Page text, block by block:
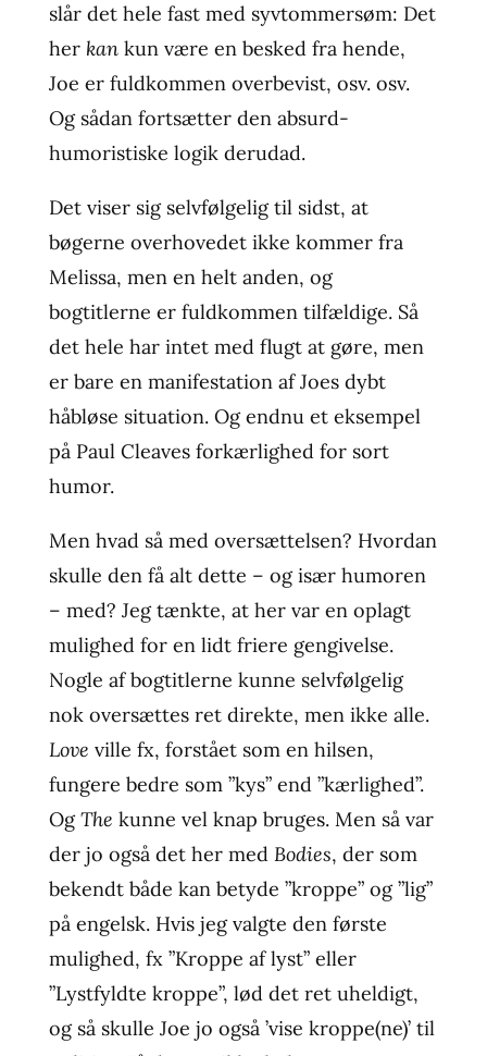
slår det hele fast med syvtommersøm: Det
her kan kun være en besked fra hende,
Joe er fuldkommen overbevist, osv. osv.
Og sådan fortsætter den absurd-
humoristiske logik derudad.
Det viser sig selvfølgelig til sidst, at
bøgerne overhovedet ikke kommer fra
Melissa, men en helt anden, og
bogtitlerne er fuldkommen tilfældige. Så
det hele har intet med flugt at gøre, men
er bare en manifestation af Joes dybt
håbløse situation. Og endnu et eksempel
på Paul Cleaves forkærlighed for sort
humor.
Men hvad så med oversættelsen? Hvordan
skulle den få alt dette – og især humoren
– med? Jeg tænkte, at her var en oplagt
mulighed for en lidt friere gengivelse.
Nogle af bogtitlerne kunne selvfølgelig
nok oversættes ret direkte, men ikke alle.
Love ville fx, forstået som en hilsen,
fungere bedre som ”kys” end ”kærlighed”.
OgThe kunne vel knap bruges. Men så var
der jo også det her med Bodies, der som
bekendt både kan betyde ”kroppe” og ”lig”
på engelsk. Hvis jeg valgte den første
mulighed, fx ”Kroppe af lyst” eller
”Lystfyldte kroppe”, lød det ret uheldigt,
og så skulle Joe jo også ’vise kroppe(ne)’ til